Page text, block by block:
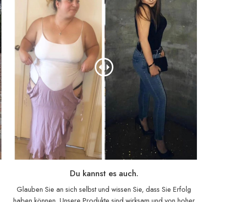
Du kannst es auch.
Glauben Sie an sich selbst und wissen Sie, dass Sie Erfolg